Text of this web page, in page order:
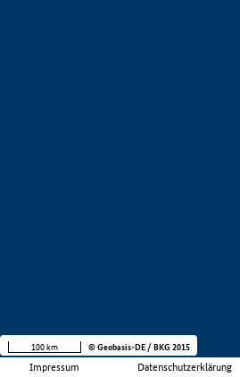
Impressum Datenschutzerklärung
100 km © Geobasis-DE / BKG 2015